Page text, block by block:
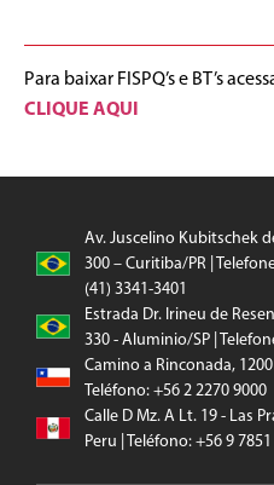
Para baixar FISPQ’s e BT’s
CLIQUE AQUI
Av. Juscelino Kubitschek
300 – Curitiba/PR |
(41) 3341-3401
Estrada Dr. Irineu de
330 - Aluminio/SP |
Camino a Rinconada,
Teléfono: +56 2 2270 9000
Calle D Mz. A Lt. 19 - Las
Peru | Teléfono: +56 9